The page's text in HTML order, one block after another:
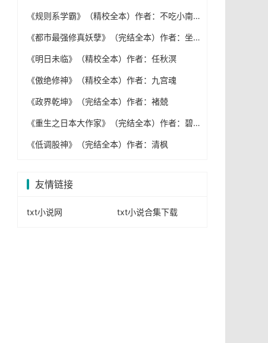
《规则系学霸》（精校全本）作者：不吃小南瓜
《都市最强修真妖孽》（完结全本）作者：坐者
《明日未临》（精校全本）作者：任秋溟
《傲绝修神》（精校全本）作者：九宫魂
《政界乾坤》（完结全本）作者：褚兢
《重生之日本大作家》（完结全本）作者：碧蕊白莲
《低调股神》（完结全本）作者：清枫
友情链接
txt小说网 txt小说合集下载